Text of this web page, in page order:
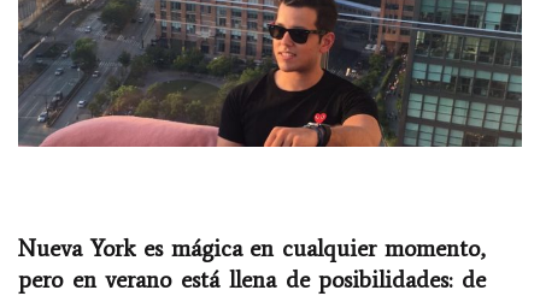
Nueva York es mágica en cualquier momento,
pero en verano está llena de posibilidades: de